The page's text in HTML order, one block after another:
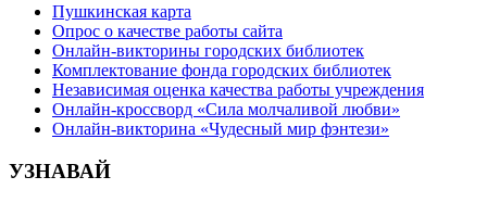
Пушкинская карта
Опрос о качестве работы сайта
Онлайн-викторины городских библиотек
Комплектование фонда городских библиотек
Независимая оценка качества работы учреждения
Онлайн-кроссворд «Сила молчаливой любви»
Онлайн-викторина «Чудесный мир фэнтези»
УЗНАВАЙ